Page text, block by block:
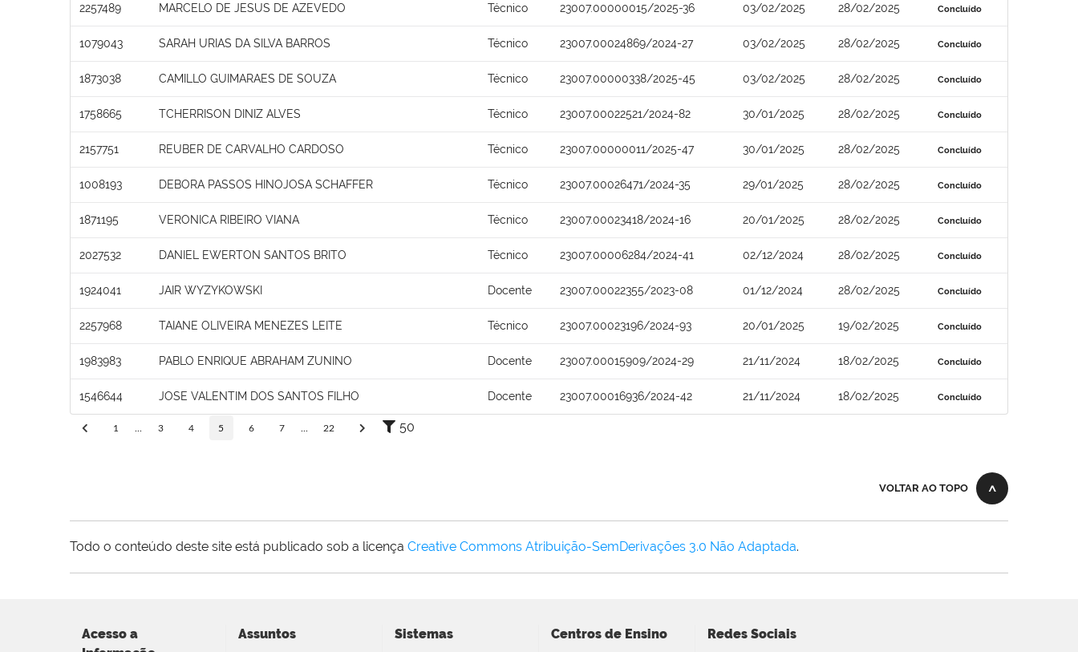
2257489 MARCELO DE JESUS DE AZEVEDO Técnico 23007.00000015/2025-36 03/02/2025 28/02/2025 Concluído
1079043 SARAH URIAS DA SILVA BARROS Técnico 23007.00024869/2024-27 03/02/2025 28/02/2025 Concluído
1873038 CAMILLO GUIMARAES DE SOUZA Técnico 23007.00000338/2025-45 03/02/2025 28/02/2025 Concluído
1758665 TCHERRISON DINIZ ALVES Técnico 23007.00022521/2024-82 30/01/2025 28/02/2025 Concluído
2157751 REUBER DE CARVALHO CARDOSO Técnico 23007.00000011/2025-47 30/01/2025 28/02/2025 Concluído
1008193 DEBORA PASSOS HINOJOSA SCHAFFER Técnico 23007.00026471/2024-35 29/01/2025 28/02/2025 Concluído
1871195 VERONICA RIBEIRO VIANA Técnico 23007.00023418/2024-16 20/01/2025 28/02/2025 Concluído
2027532 DANIEL EWERTON SANTOS BRITO Técnico 23007.00006284/2024-41 02/12/2024 28/02/2025 Concluído
1924041 JAIR WYZYKOWSKI Docente 23007.00022355/2023-08 01/12/2024 28/02/2025 Concluído
2257968 TAIANE OLIVEIRA MENEZES LEITE Técnico 23007.00023196/2024-93 20/01/2025 19/02/2025 Concluído
1983983 PABLO ENRIQUE ABRAHAM ZUNINO Docente 23007.00015909/2024-29 21/11/2024 18/02/2025 Concluído
1546644 JOSE VALENTIM DOS SANTOS FILHO Docente 23007.00016936/2024-42 21/11/2024 18/02/2025 Concluído
1 3 4 5 6 7 22 50
VOLTAR AO TOPO
Todo o conteúdo deste site está publicado sob a licença Creative Commons Atribuição-SemDerivações 3.0 Não Adaptada.
Acesso a
Assuntos Sistemas Centros de Ensino Redes Sociais